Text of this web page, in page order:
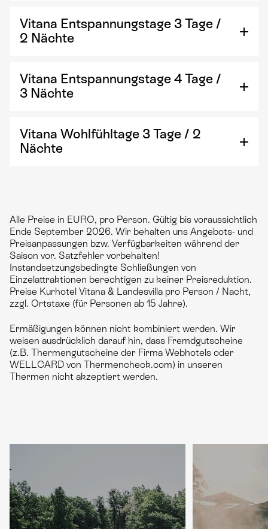
Vitana Entspannungstage 3 Tage /
2 Nächte
Vitana Entspannungstage 4 Tage /
3 Nächte
Vitana Wohlfühltage 3 Tage / 2
Nächte
Alle Preise in EURO, pro Person. Gültig bis voraussichtlich
Ende September 2026. Wir behalten uns Angebots- und
Preisanpassungen bzw. Verfügbarkeiten während der
Saison vor. Satzfehler vorbehalten!
Instandsetzungsbedingte Schließungen von
Einzelattraktionen berechtigen zu keiner Preisreduktion.
Preise Kurhotel Vitana & Landesvilla pro Person / Nacht,
zzgl. Ortstaxe (für Personen ab 15 Jahre).
Ermäßigungen können nicht kombiniert werden. Wir
weisen ausdrücklich darauf hin, dass Fremdgutscheine
(z.B. Thermengutscheine der Firma Webhotels oder
WELLCARD von Thermencheck.com) in unseren
Thermen nicht akzeptiert werden.